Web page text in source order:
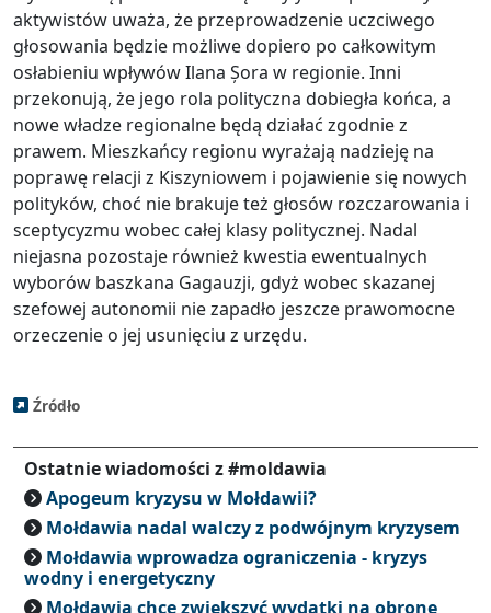
aktywistów uważa, że przeprowadzenie uczciwego
głosowania będzie możliwe dopiero po całkowitym
osłabieniu wpływów Ilana Șora w regionie. Inni
przekonują, że jego rola polityczna dobiegła końca, a
nowe władze regionalne będą działać zgodnie z
prawem. Mieszkańcy regionu wyrażają nadzieję na
poprawę relacji z Kiszyniowem i pojawienie się nowych
polityków, choć nie brakuje też głosów rozczarowania i
sceptycyzmu wobec całej klasy politycznej. Nadal
niejasna pozostaje również kwestia ewentualnych
wyborów baszkana Gagauzji, gdyż wobec skazanej
szefowej autonomii nie zapadło jeszcze prawomocne
orzeczenie o jej usunięciu z urzędu.
Źródło
Ostatnie wiadomości z #moldawia
Apogeum kryzysu w Mołdawii?
Mołdawia nadal walczy z podwójnym kryzysem
Mołdawia wprowadza ograniczenia - kryzys
wodny i energetyczny
Mołdawia chce zwiększyć wydatki na obronę